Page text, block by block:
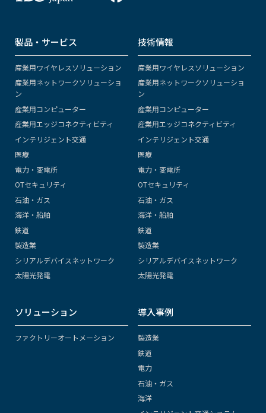
製品・サービス
産業用ワイヤレスソリューション
産業用ネットワークソリューショ
ン
産業用コンピューター
産業用エッジコネクティビティ
インテリジェント交通
医療
電力・変電所
OTセキュリティ
石油・ガス
海洋・船舶
鉄道
製造業
シリアルデバイスネットワーク
太陽光発電
技術情報
産業用ワイヤレスソリューション
産業用ネットワークソリューショ
ン
産業用コンピューター
産業用エッジコネクティビティ
インテリジェント交通
医療
電力・変電所
OTセキュリティ
石油・ガス
海洋・船舶
鉄道
製造業
シリアルデバイスネットワーク
太陽光発電
ソリューション
ファクトリーオートメーション
導入事例
製造業
鉄道
電力
石油・ガス
海洋